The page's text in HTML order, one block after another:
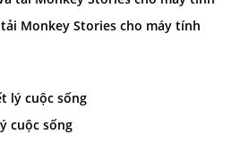
Monkey Stories cho máy tính
cuộc sống